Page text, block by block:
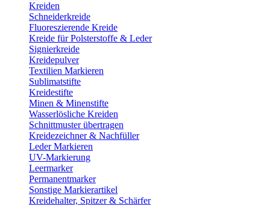
Kreiden
Schneiderkreide
Fluoreszierende Kreide
Kreide für Polsterstoffe & Leder
Signierkreide
Kreidepulver
Textilien Markieren
Sublimatstifte
Kreidestifte
Minen & Minenstifte
Wasserlösliche Kreiden
Schnittmuster übertragen
Kreidezeichner & Nachfüller
Leder Markieren
UV-Markierung
Leermarker
Permanentmarker
Sonstige Markierartikel
Kreidehalter, Spitzer & Schärfer